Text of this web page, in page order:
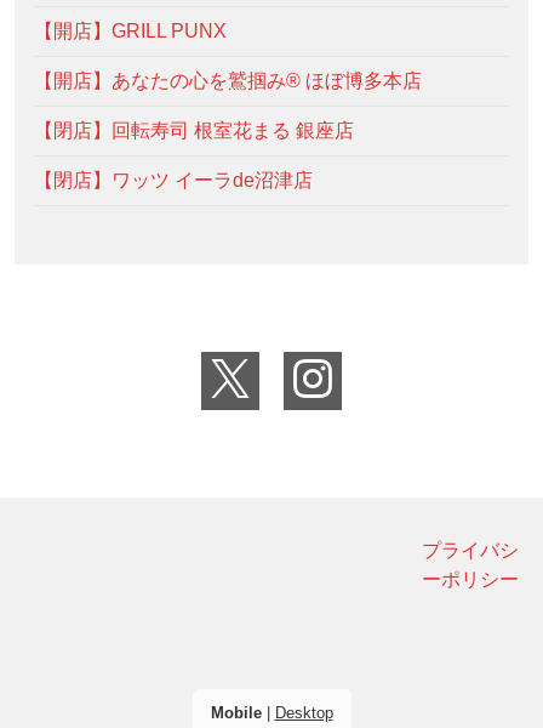
【開店】GRILL PUNX
【開店】あなたの心を鷲掴み® ほぼ博多本店
【閉店】回転寿司 根室花まる 銀座店
【閉店】ワッツ イーラde沼津店
プライバシ
ーポリシー
Mobile| Desktop